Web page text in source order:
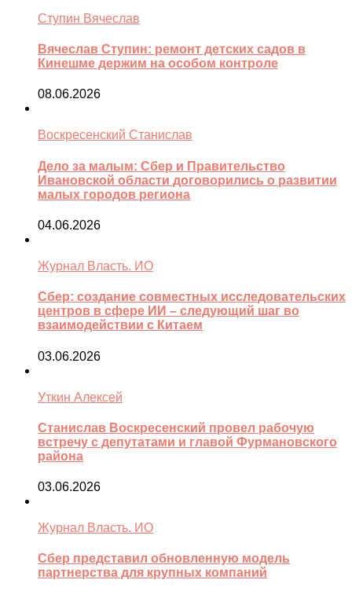
Ступин Вячеслав
Вячеслав Ступин: ремонт детских садов в
Кинешме держим на особом контроле
08.06.2026
Воскресенский Станислав
Дело за малым: Сбер и Правительство
Ивановской области договорились о развитии
малых городов региона
04.06.2026
Журнал Власть. ИО
Сбер: создание совместных исследовательских
центров в сфере ИИ – следующий шаг во
взаимодействии с Китаем
03.06.2026
Уткин Алексей
Станислав Воскресенский провел рабочую
встречу с депутатами и главой Фурмановского
района
03.06.2026
Журнал Власть. ИО
Сбер представил обновленную модель
партнерства для крупных компаний